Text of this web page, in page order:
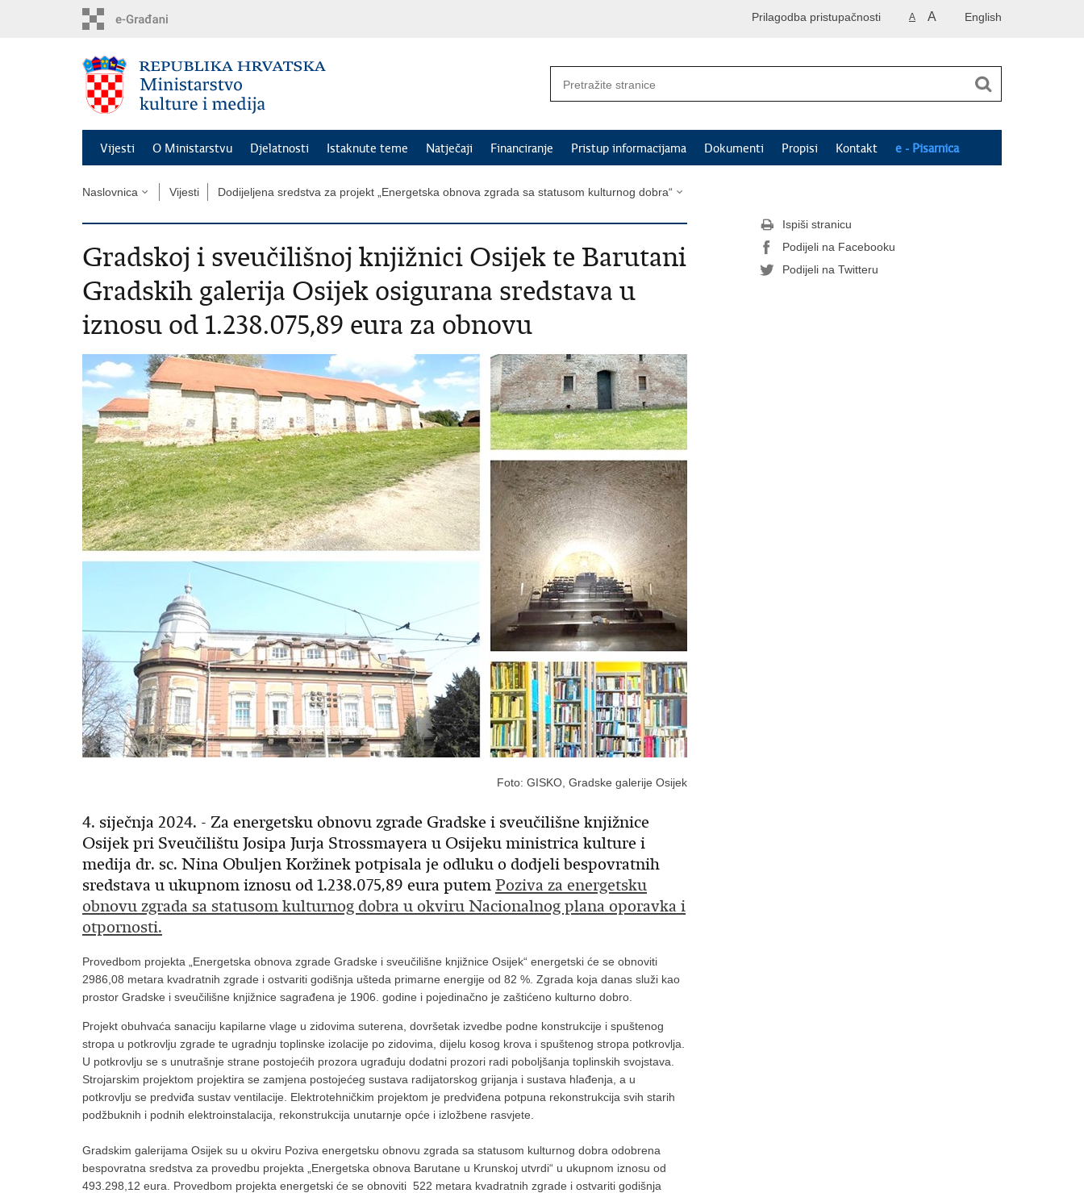
English
A A
Prilagodba pristupačnosti
Vijesti O Ministarstvu Djelatnosti Istaknute teme Natječaji Financiranje Pristup informacijama Dokumenti Propisi Kontakt e - Pisarnica
Naslovnica Vijesti Dodijeljena sredstva za projekt „Energetska obnova zgrada sa statusom kulturnog dobra“
Gradskoj i sveučilišnoj knjižnici Osijek te Barutani
Gradskih galerija Osijek osigurana sredstava u
iznosu od 1.238.075,89 eura za obnovu
Foto: GISKO, Gradske galerije Osijek
4. siječnja 2024. - Za energetsku obnovu zgrade Gradske i sveučilišne knjižnice
Osijek pri Sveučilištu Josipa Jurja Strossmayera u Osijeku ministrica kulture i
medija dr. sc. Nina Obuljen Koržinek potpisala je odluku o dodjeli bespovratnih
sredstava u ukupnom iznosu od 1.238.075,89 eura putem Poziva za energetsku
obnovu zgrada sa statusom kulturnog dobra u okviru Nacionalnog plana oporavka i
otpornosti.
Provedbom projekta „Energetska obnova zgrade Gradske i sveučilišne knjižnice Osijek“ energetski će se obnoviti
2986,08 metara kvadratnih zgrade i ostvariti godišnja ušteda primarne energije od 82 %. Zgrada koja danas služi kao
prostor Gradske i sveučilišne knjižnice sagrađena je 1906. godine i pojedinačno je zaštićeno kulturno dobro.
Projekt obuhvaća sanaciju kapilarne vlage u zidovima suterena, dovršetak izvedbe podne konstrukcije i spuštenog
stropa u potkrovlju zgrade te ugradnju toplinske izolacije po zidovima, dijelu kosog krova i spuštenog stropa potkrovlja.
U potkrovlju se s unutrašnje strane postojećih prozora ugrađuju dodatni prozori radi poboljšanja toplinskih svojstava.
Strojarskim projektom projektira se zamjena postojećeg sustava radijatorskog grijanja i sustava hlađenja, a u
potkrovlju se predviđa sustav ventilacije. Elektrotehničkim projektom je predviđena potpuna rekonstrukcija svih starih
podžbuknih i podnih elektroinstalacija, rekonstrukcija unutarnje opće i izložbene rasvjete.
Gradskim galerijama Osijek su u okviru Poziva energetsku obnovu zgrada sa statusom kulturnog dobra odobrena
bespovratna sredstva za provedbu projekta „Energetska obnova Barutane u Krunskoj utvrdi“ u ukupnom iznosu od
493.298,12 eura. Provedbom projekta energetski će se obnoviti 522 metara kvadratnih zgrade i ostvariti godišnja
Ispiši stranicu
Podijeli na Facebooku
Podijeli na Twitteru